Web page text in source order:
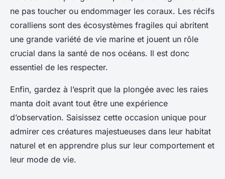
ne pas toucher ou endommager les coraux. Les récifs
coralliens sont des écosystèmes fragiles qui abritent
une grande variété de vie marine et jouent un rôle
crucial dans la santé de nos océans. Il est donc
essentiel de les respecter.
Enfin, gardez à l’esprit que la plongée avec les raies
manta doit avant tout être une expérience
d’observation. Saisissez cette occasion unique pour
admirer ces créatures majestueuses dans leur habitat
naturel et en apprendre plus sur leur comportement et
leur mode de vie.